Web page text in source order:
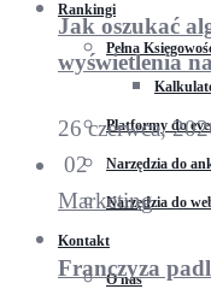
Rankingi
Pełna
Platformy do
Narzędzia do
Narzędzia do
Kontakt
O nas
Jak oszukać
wyświetlenia
26 czerwca,
02
Marketing
Franczyza